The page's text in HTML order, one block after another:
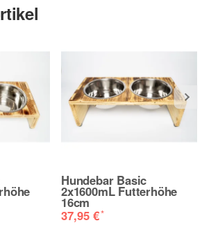
Hundebar Basic
2x1600mL Futterhöhe
16cm
37,95 €*